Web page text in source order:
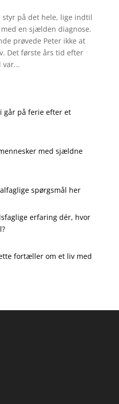
styr på det hele, lige indtil
en sjælden diagnose.
prøvede Peter ikke at
Det første års tid efter
var...
går på ferie efter et
med sjældne
spørgsmål her
erfaring dér, hvor
fortæller om et liv med